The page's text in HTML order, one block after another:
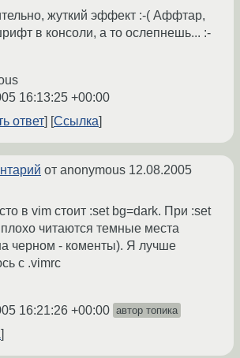
жуткий эффект :-( Аффтар,
в консоли, а то ослепнешь... :-
16:13:25 +00:00
ответ
Ссылка
от anonymous 12.08.2005
в vim стоит :set bg=dark. При :set
читаются темные места
черном - коменты). Я лучше
с .vimrc
16:21:26 +00:00 автор топика